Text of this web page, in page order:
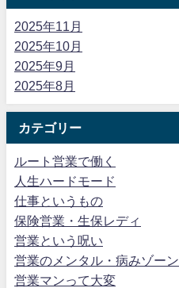
2025年11月
2025年10月
2025年9月
2025年8月
カテゴリー
ルート営業で働く
人生ハードモード
仕事というもの
保険営業・生保レディ
営業という呪い
営業のメンタル・病みゾーン
営業マンって大変